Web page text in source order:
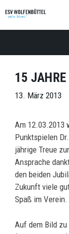
Inhalt
springen
15
13. März 2013
Am 12.03.2013
Punktspielen
jährige Treue
Ansprache
den beiden
Zukunft viele
Spaß im Verein.
Auf dem Bild